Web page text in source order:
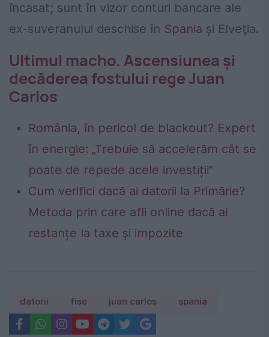
încasat; sunt în vizor conturi bancare ale
ex-suveranului deschise în Spania şi Elveţia.
Ultimul macho. Ascensiunea și
decăderea fostului rege Juan
Carlos
România, în pericol de blackout? Expert
în energie: „Trebuie să accelerăm cât se
poate de repede acele investiții”
Cum verifici dacă ai datorii la Primărie?
Metoda prin care afli online dacă ai
restanțe la taxe și impozite
datorii fisc juan carlos spania